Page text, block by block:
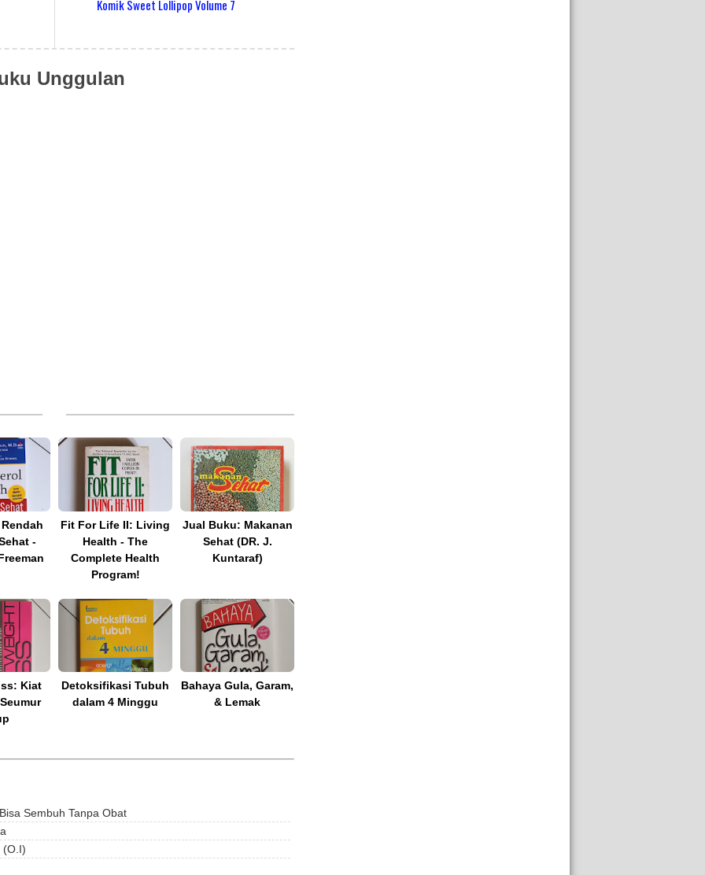
Komik Sweet Lollipop Volume 7
Unggulan
-
Fit For Life II: Living
Health - The
Complete Health
Program!
Jual Buku: Makanan
Sehat (DR. J.
Kuntaraf)
Kiat
Detoksifikasi Tubuh
dalam 4 Minggu
Bahaya Gula, Garam,
& Lemak
Sembuh Tanpa Obat
(O.I)